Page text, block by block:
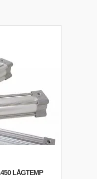
LÅGTEMP